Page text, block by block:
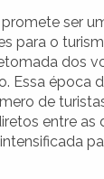
ser
para o
dos
Essa época
de
entre as